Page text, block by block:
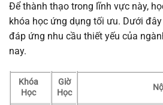
Để thành thạo trong lĩnh vực này,
khóa học ứng dụng tối ưu. Dưới
đáp ứng nhu cầu thiết yếu của
nay.
Khóa
Học
Giờ
Học